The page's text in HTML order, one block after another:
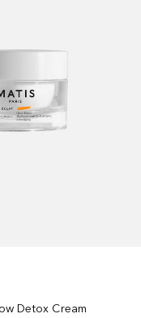
Detox Cream